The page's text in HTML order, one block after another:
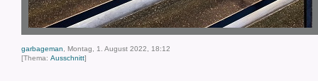
garbageman , Montag, 1. August 2022, 18:12
[Thema: Ausschnitt]